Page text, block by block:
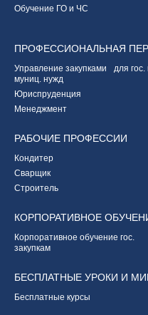
Обучение ГО и ЧС
ПРОФЕССИОНАЛЬНАЯ
Управление закупками для гос.
муниц. нужд
Юриспруденция
Менеджмент
РАБОЧИЕ ПРОФЕССИИ
Кондитер
Сварщик
Строитель
КОРПОРАТИВНОЕ
Корпоративное обучение гос.
закупкам
БЕСПЛАТНЫЕ УРОКИ И
Бесплатные курсы